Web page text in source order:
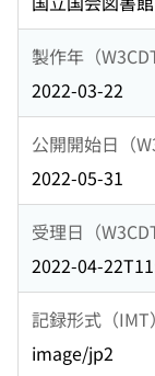
製作年（
2022-03-22
公開開始日（
2022-05-31
受理日（
2022-04-
記録形式（IMT）
image/jp2